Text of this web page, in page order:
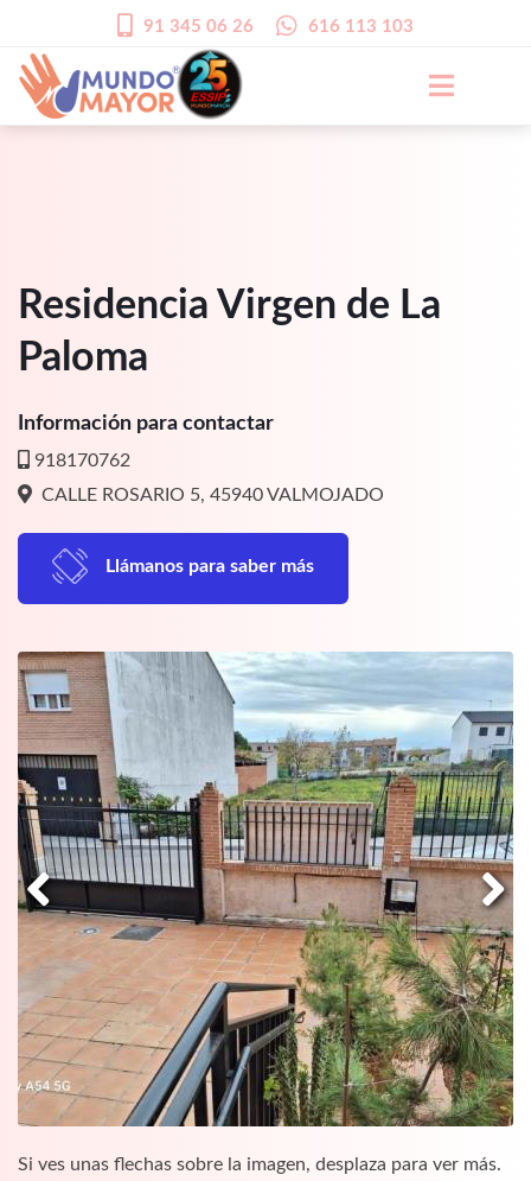
91 345 06 26 616 113 103
Residencia Virgen de La
Paloma
Información para contactar
918170762
CALLE ROSARIO 5, 45940 VALMOJADO
Llámanos para saber más
Si ves unas flechas sobre la imagen, desplaza para ver más.